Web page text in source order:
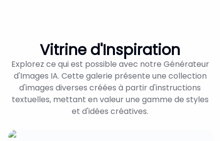
Vitrine d'Inspiration
Explorez ce qui est possible avec notre Générateur
d'Images IA. Cette galerie présente une collection
d'images diverses créées à partir d'instructions
textuelles, mettant en valeur une gamme de styles
et d'idées créatives.